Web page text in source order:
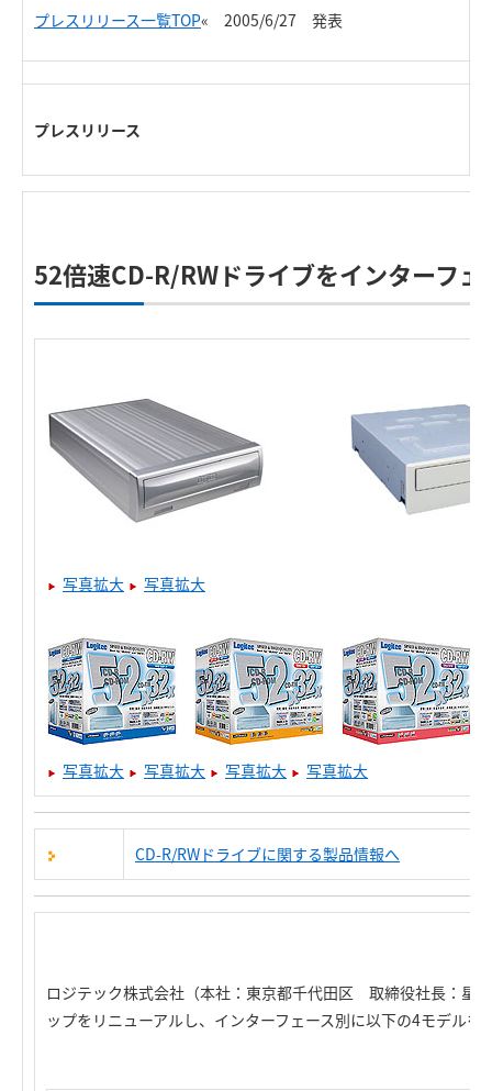
プレスリリース一覧TOP« 2005/6/27 発表
プレスリリース
52倍速CD-R/RWドライブをインターフ
写真拡大 写真拡大
写真拡大 写真拡大 写真拡大 写真拡大
CD-R/RWドライブに関する製品情報へ
ロジテック株式会社（本社：東京都千代田区 取締役社長：星
ップをリニューアルし、インターフェース別に以下の4モデルを